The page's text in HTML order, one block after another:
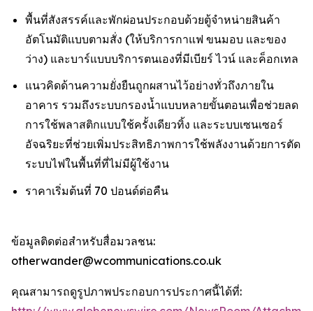
พื้นที่สังสรรค์และพักผ่อนประกอบด้วยตู้จำหน่ายสินค้า
อัตโนมัติแบบตามสั่ง (ให้บริการกาแฟ ขนมอบ และของ
ว่าง) และบาร์แบบบริการตนเองที่มีเบียร์ ไวน์ และค็อกเทล
แนวคิดด้านความยั่งยืนถูกผสานไว้อย่างทั่วถึงภายใน
อาคาร รวมถึงระบบกรองน้ำแบบหลายขั้นตอนเพื่อช่วยลด
การใช้พลาสติกแบบใช้ครั้งเดียวทิ้ง และระบบเซนเซอร์
อัจฉริยะที่ช่วยเพิ่มประสิทธิภาพการใช้พลังงานด้วยการตัด
ระบบไฟในพื้นที่ที่ไม่มีผู้ใช้งาน
ราคาเริ่มต้นที่ 70 ปอนด์ต่อคืน
ข้อมูลติดต่อสำหรับสื่อมวลชน:
otherwander@wcommunications.co.uk
คุณสามารถดูรูปภาพประกอบการประกาศนี้ได้ที่: